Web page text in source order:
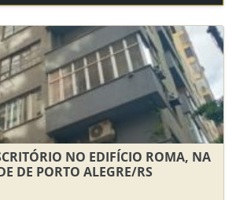
NO EDIFÍCIO ROMA, NA
DE PORTO ALEGRE/RS